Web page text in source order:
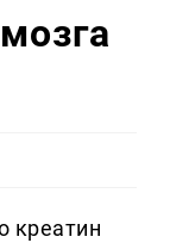
креатин